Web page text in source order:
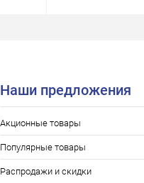
Наши предложения
Акционные товары
Популярные товары
Распродажи и скидки